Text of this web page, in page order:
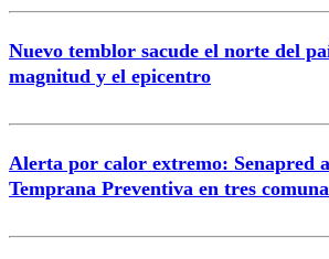
Nuevo temblor sacude el norte del
magnitud y el epicentro
Alerta por calor extremo: Senapred
Temprana Preventiva en tres